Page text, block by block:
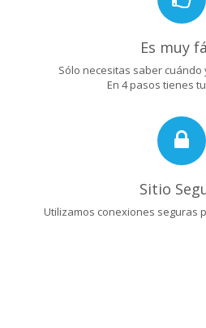
Es muy
Sólo necesitas saber
En 4 pasos tienes
Sitio
Utilizamos conexiones seguras